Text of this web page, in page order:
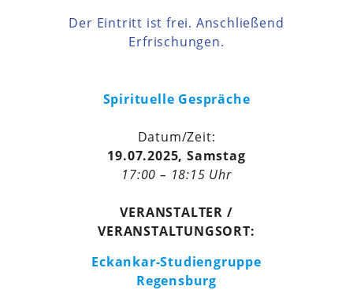
Der Eintritt ist frei. Anschließend
Erfrischungen.
Spirituelle Gespräche
Datum/Zeit:
19.07.2025, Samstag
17:00 – 18:15 Uhr
VERANSTALTER /
VERANSTALTUNGSORT:
Eckankar-Studiengruppe
Regensburg